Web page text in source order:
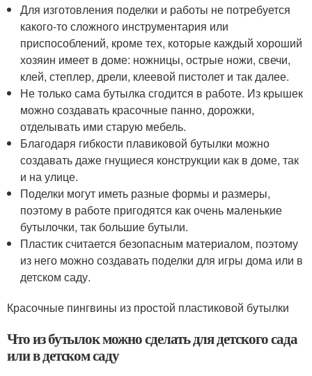
Для изготовления поделки и работы не потребуется
какого-то сложного инструментария или
приспособлений, кроме тех, которые каждый хороший
хозяин имеет в доме: ножницы, острые ножи, свечи,
клей, степлер, дрели, клеевой пистолет и так далее.
Не только сама бутылка сгодится в работе. Из крышек
можно создавать красочные панно, дорожки,
отделывать ими старую мебель.
Благодаря гибкости плавиковой бутылки можно
создавать даже гнущиеся конструкции как в доме, так
и на улице.
Поделки могут иметь разные формы и размеры,
поэтому в работе пригодятся как очень маленькие
бутылочки, так большие бутыли.
Пластик считается безопасным материалом, поэтому
из него можно создавать поделки для игры дома или в
детском саду.
Красочные пингвины из простой пластиковой бутылки
Что из бутылок можно сделать для детского сада
или в детском саду